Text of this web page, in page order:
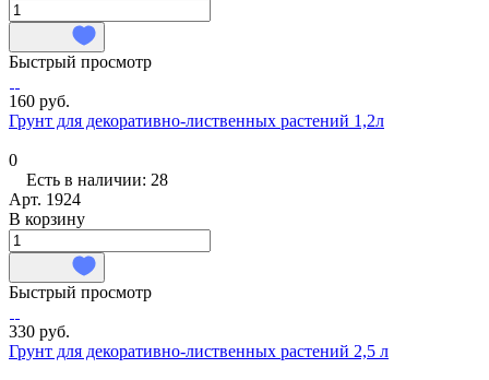
Быстрый просмотр
160 руб.
Грунт для декоративно-лиственных растений 1,2л
0
Есть в наличии: 28
Арт. 1924
В корзину
Быстрый просмотр
330 руб.
Грунт для декоративно-лиственных растений 2,5 л